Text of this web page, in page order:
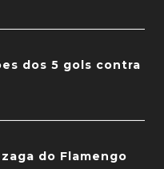
dos 5 gols contra
do Flamengo